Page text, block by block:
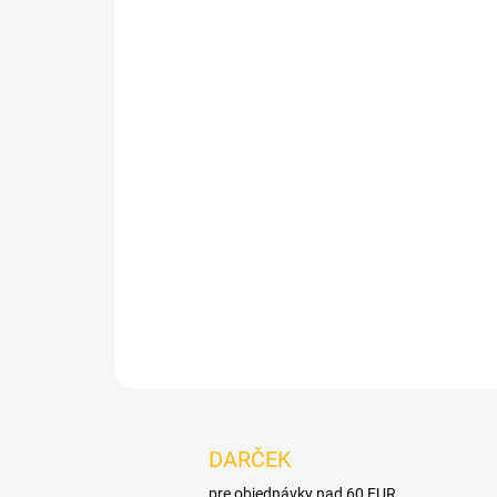
DARČEK